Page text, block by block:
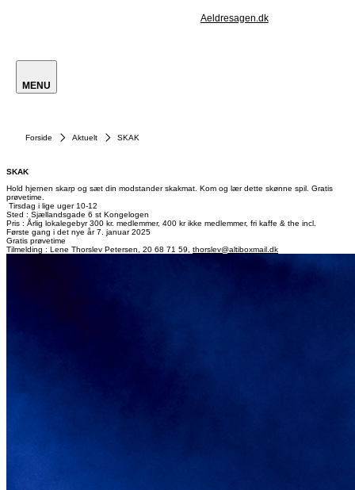
Aeldresagen.dk
MENU
Forside Aktuelt SKAK
SKAK
Hold hjernen skarp og sæt din modstander skakmat. Kom og lær dette skønne spil. Gratis
prøvetime.
Tirsdag i lige uger 10-12
Sted : Sjællandsgade 6 st Kongelogen
Pris : Årlig lokalegebyr 300 kr. medlemmer, 400 kr ikke medlemmer, fri kaffe & the incl.
Første gang i det nye år 7. januar 2025
Gratis prøvetime
Tilmelding : Lene Thorslev Petersen, 20 68 71 59, thorslev@altiboxmail.dk